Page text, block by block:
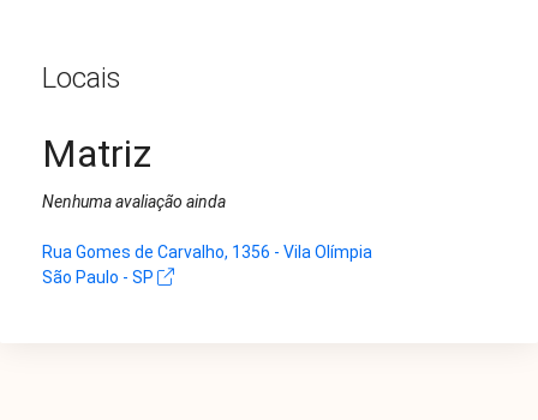
Locais
Matriz
Nenhuma avaliação ainda
Rua Gomes de Carvalho, 1356 - Vila Olímpia
São Paulo - SP